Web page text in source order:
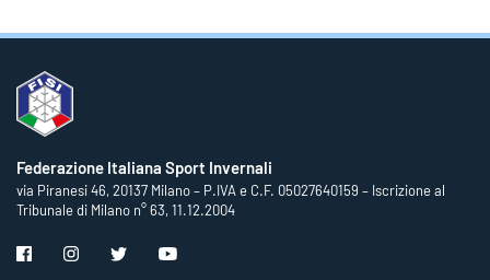
Federazione Italiana Sport Invernali
via Piranesi 46, 20137 Milano – P.IVA e C.F. 05027640159 – Iscrizione al
Tribunale di Milano n° 63, 11.12.2004